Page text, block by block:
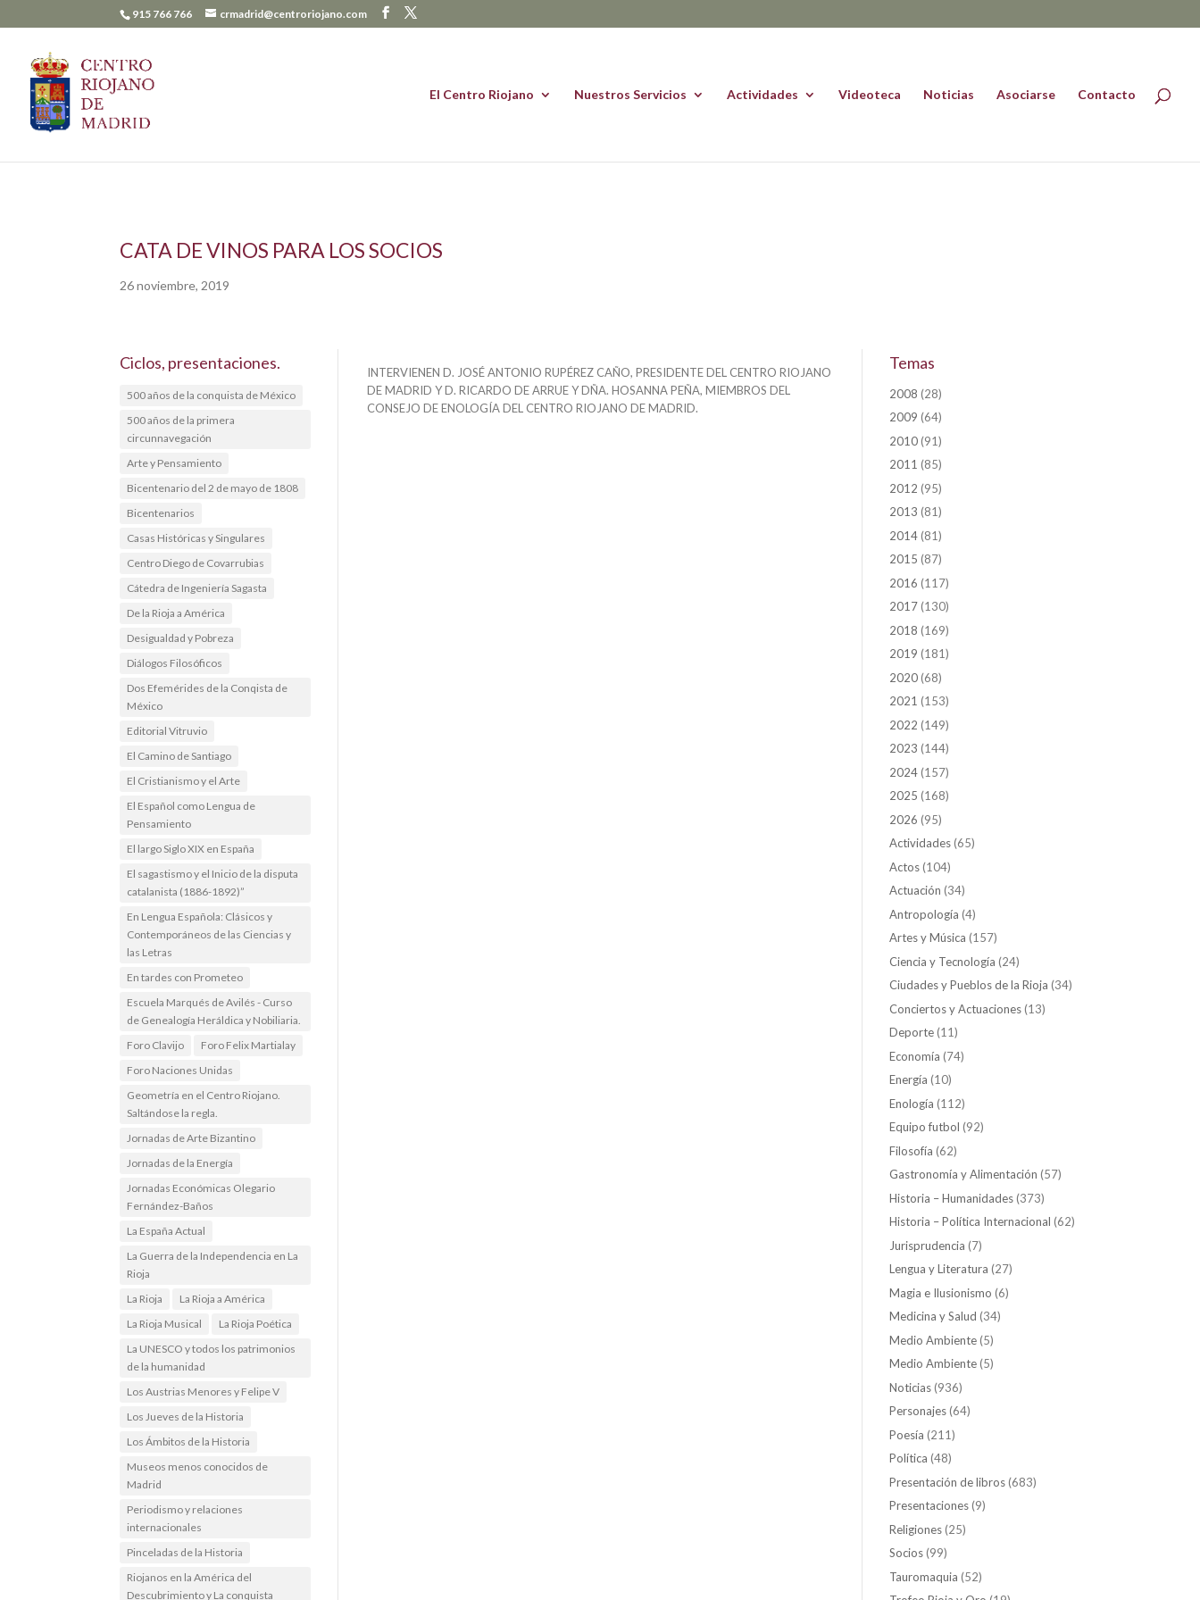
915 766 766 crmadrid@centroriojano.com
El Centro Riojano Nuestros Servicios Actividades Videoteca Noticias Asociarse Contacto
CATA DE VINOS PARA LOS SOCIOS
26 noviembre, 2019
Ciclos, presentaciones.
500 años de la conquista de México
500 años de la primera
circunnavegación
Arte y Pensamiento
Bicentenario del 2 de mayo de 1808
Bicentenarios
Casas Históricas y Singulares
Centro Diego de Covarrubias
Cátedra de Ingeniería Sagasta
De la Rioja a América
Desigualdad y Pobreza
Diálogos Filosóficos
Dos Efemérides de la Conqista de
México
Editorial Vitruvio
El Camino de Santiago
El Cristianismo y el Arte
El Español como Lengua de
Pensamiento
El largo Siglo XIX en España
El sagastismo y el Inicio de la disputa
catalanista (1886-1892)”
En Lengua Española: Clásicos y
Contemporáneos de las Ciencias y
las Letras
En tardes con Prometeo
Escuela Marqués de Avilés - Curso
de Genealogía Heráldica y Nobiliaria.
Foro Clavijo
Foro Felix Martialay
Foro Naciones Unidas
Geometría en el Centro Riojano.
Saltándose la regla.
Jornadas de Arte Bizantino
Jornadas de la Energía
Jornadas Económicas Olegario
Fernández-Baños
La España Actual
La Guerra de la Independencia en La
Rioja
La Rioja
La Rioja a América
La Rioja Musical
La Rioja Poética
La UNESCO y todos los patrimonios
de la humanidad
Los Austrias Menores y Felipe V
Los Jueves de la Historia
Los Ámbitos de la Historia
Museos menos conocidos de
Madrid
Periodismo y relaciones
internacionales
Pinceladas de la Historia
Riojanos en la América del
Descubrimiento y La conquista
INTERVIENEN D. JOSÉ ANTONIO RUPÉREZ CAÑO, PRESIDENTE DEL CENTRO RIOJANO
DE MADRID Y D. RICARDO DE ARRUE Y DÑA. HOSANNA PEÑA, MIEMBROS DEL
CONSEJO DE ENOLOGÍA DEL CENTRO RIOJANO DE MADRID.
Temas
2008 (28)
2009 (64)
2010(91)
2011 (85)
2012 (95)
2013 (81)
2014(81)
2015 (87)
2016 (117)
2017(130)
2018 (169)
2019 (181)
2020(68)
2021 (153)
2022 (149)
2023 (144)
2024(157)
2025 (168)
2026 (95)
Actividades(65)
Actos(104)
Actuación (34)
Antropología (4)
Artes y Música (157)
Ciencia y Tecnología (24)
Ciudades y Pueblos de la Rioja (34)
Conciertos y Actuaciones(13)
Deporte(11)
Economía (74)
Energía (10)
Enología (112)
Equipo futbol (92)
Filosofía (62)
Gastronomía y Alimentación (57)
Historia – Humanidades(373)
Historia – Política Internacional (62)
Jurisprudencia (7)
Lengua y Literatura (27)
Magia e Ilusionismo (6)
Medicina y Salud (34)
Medio Ambiente(5)
Medio Ambiente(5)
Noticias(936)
Personajes(64)
Poesía (211)
Política (48)
Presentación de libros(683)
Presentaciones(9)
Religiones(25)
Socios(99)
Tauromaquia (52)